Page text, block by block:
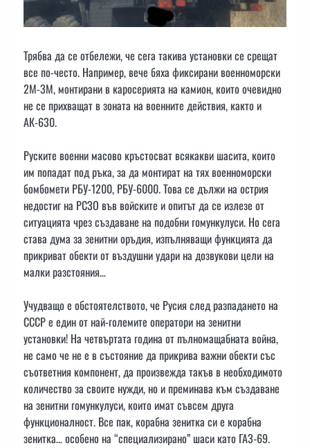
Трябва да се отбележи, че сега такива установки се срещат
все по-често. Например, вече бяха фиксирани военноморски
2М-3М, монтирани в каросерията на камион, които очевидно
не се прихващат в зоната на военните действия, както и
АК-630.
Руските военни масово кръстосват всякакви шасита, които
им попадат под ръка, за да монтират на тях военноморски
бомбомети РБУ-1200, РБУ-6000. Това се дължи на острия
недостиг на РСЗО във войските и опитът да се излезе от
ситуацията чрез създаване на подобни гомункулуси. Но сега
става дума за зенитни оръдия, изпълняващи функцията да
прикриват обекти от въздушни удари на дозвукови цели на
малки разстояния…
Учудващо е обстоятелството, че Русия след разпадането на
СССР е един от най-големите оператори на зенитни
установки! На четвъртата година от пълномащабната война,
не само че не е в състояние да прикрива важни обекти със
съответния компонент, да произвежда такъв в необходимото
количество за своите нужди, но и преминава към създаване
на зенитни гомункулуси, които имат съвсем друга
функционалност. Все пак, корабна зенитка си е корабна
зенитка… особено на “специализирано” шаси като ГАЗ-69.